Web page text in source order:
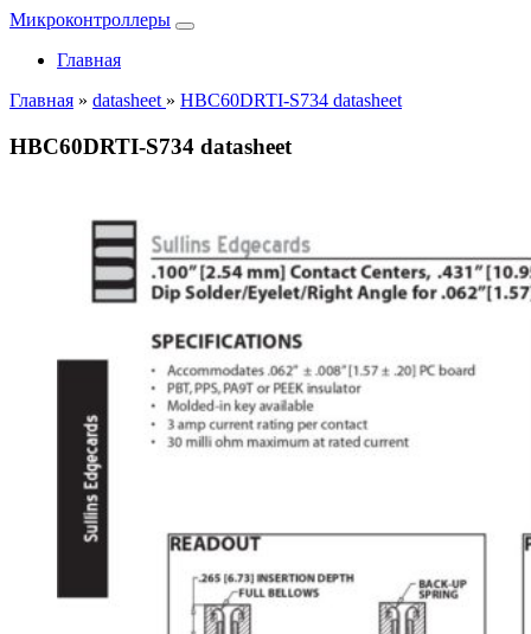
Микроконтроллеры
Главная
Главная » datasheet » HBC60DRTI-S734 datasheet
HBC60DRTI-S734 datasheet